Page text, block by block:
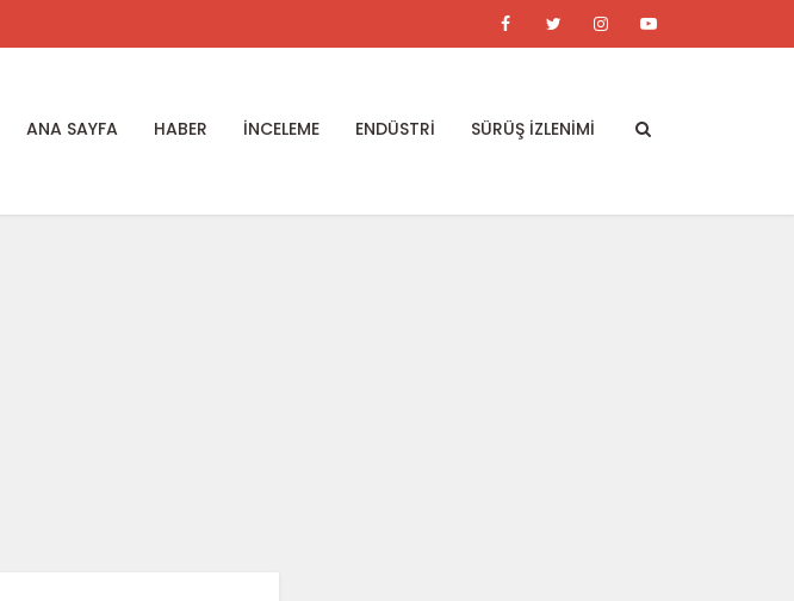
ANA SAYFA HABER İNCELEME ENDÜSTRİ SÜRÜŞ İZLENİMİ